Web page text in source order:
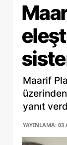
Maarif
yanıt
YAYINLAMA: 03